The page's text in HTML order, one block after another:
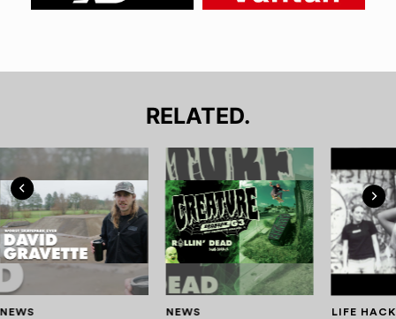
RELATED.
NEWS NEWS LIFE HACK